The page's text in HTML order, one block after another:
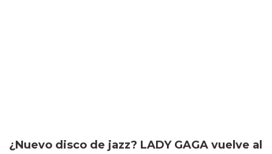
¿Nuevo disco de jazz? LADY GAGA vuelve al